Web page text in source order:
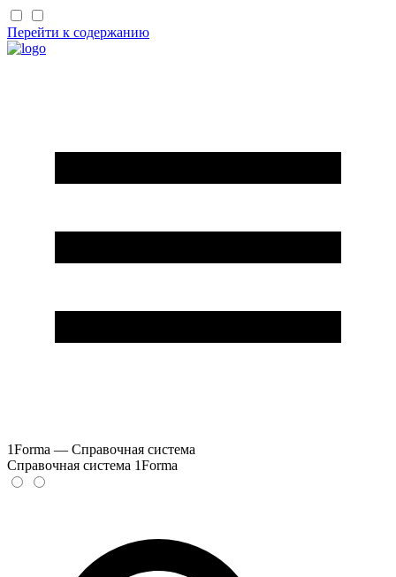
Перейти к содержанию
1Forma — Справочная система
Справочная система 1Forma